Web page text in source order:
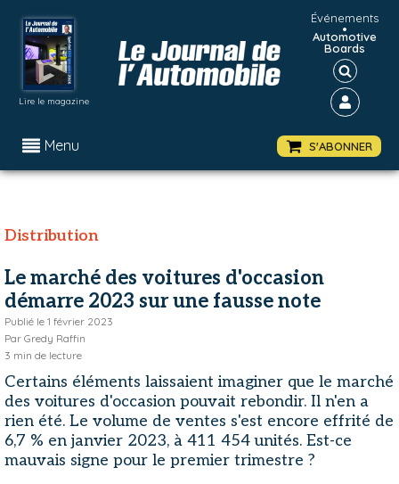
Lire le magazine
Événements
•
Automotive
Boards
Menu S'ABONNER
Distribution
Le marché des voitures d'occasion
démarre 2023 sur une fausse note
Publié le 1 février 2023
Par Gredy Raffin
3 min de lecture
Certains éléments laissaient imaginer que le marché
des voitures d'occasion pouvait rebondir. Il n'en a
rien été. Le volume de ventes s'est encore effrité de
6,7 % en janvier 2023, à 411 454 unités. Est-ce
mauvais signe pour le premier trimestre ?